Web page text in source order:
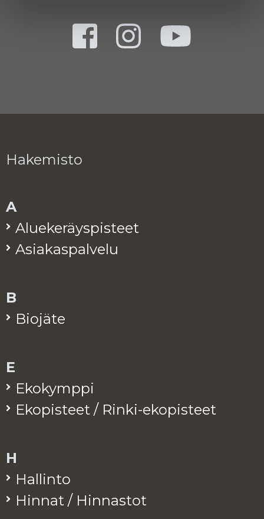
Hakemisto
A
Alue­ke­räys­pis­teet
Asia­kas­pal­ve­lu
B
Bio­jä­te
E
Eko­kymp­pi
Eko­pis­teet / Rinki-eko­pis­teet
H
Hal­lin­to
Hin­nat / Hin­nas­tot